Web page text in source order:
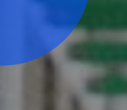
Verzenden